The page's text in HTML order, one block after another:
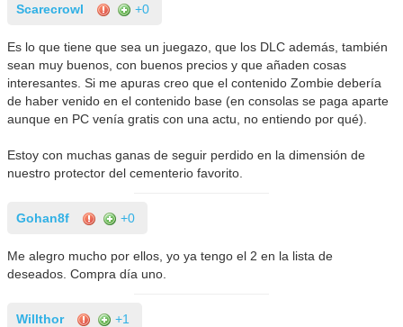
Scarecrowl +0
Es lo que tiene que sea un juegazo, que los DLC además, también
sean muy buenos, con buenos precios y que añaden cosas
interesantes. Si me apuras creo que el contenido Zombie debería
de haber venido en el contenido base (en consolas se paga aparte
aunque en PC venía gratis con una actu, no entiendo por qué).
Estoy con muchas ganas de seguir perdido en la dimensión de
nuestro protector del cementerio favorito.
Gohan8f +0
Me alegro mucho por ellos, yo ya tengo el 2 en la lista de
deseados. Compra día uno.
Willthor +1